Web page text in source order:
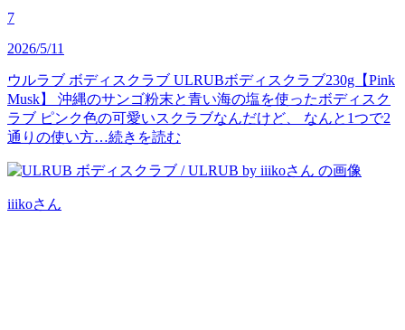
7
2026/5/11
ウルラブ ボディスクラブ ULRUBボディスクラブ230g【Pink
Musk】 沖縄のサンゴ粉末と青い海の塩を使ったボディスク
ラブ ピンク色の可愛いスクラブなんだけど、 なんと1つで2
通りの使い方…続きを読む
iiikoさん